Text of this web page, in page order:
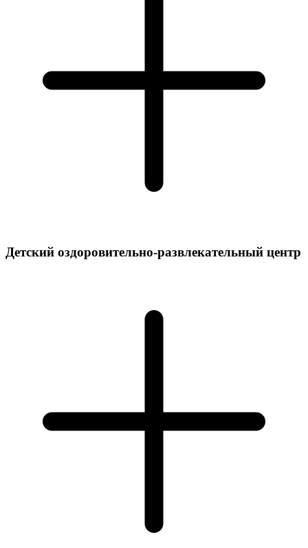
Детский оздоровительно-развлекательный центр